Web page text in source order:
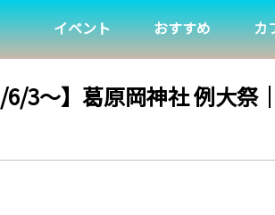
イベント おすすめ カ
6/3～】葛原岡神社 例大